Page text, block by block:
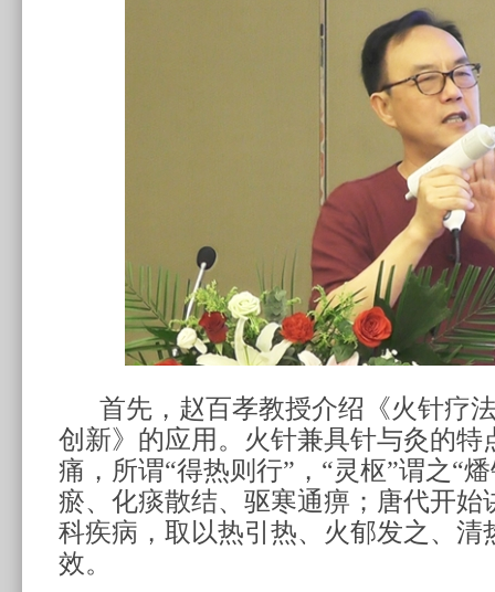
首先， 赵百孝教授介绍 《火针疗
创新》 的应用。火针兼具针与灸的特
痛，所谓“得热则行” ， “灵枢”谓之“
瘀、化痰散结、驱寒通痹；唐代开始
科疾病，取以热引热、火郁发之、清
效。